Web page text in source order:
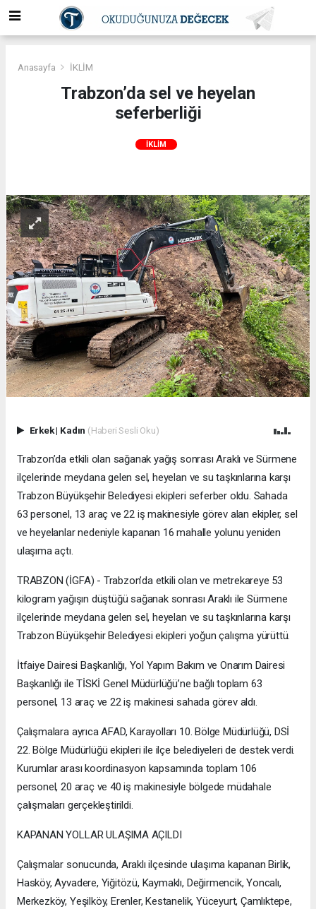
Anasayfa İKLİM
Trabzon’da sel ve heyelan
seferberliği
İKLİM
Erkek| Kadın (Haberi Sesli Oku)
Trabzon’da etkili olan sağanak yağış sonrası Araklı ve Sürmene
ilçelerinde meydana gelen sel, heyelan ve su taşkınlarına karşı
Trabzon Büyükşehir Belediyesi ekipleri seferber oldu. Sahada
63 personel, 13 araç ve 22 iş makinesiyle görev alan ekipler, sel
ve heyelanlar nedeniyle kapanan 16 mahalle yolunu yeniden
ulaşıma açtı.
TRABZON (İGFA) - Trabzon’da etkili olan ve metrekareye 53
kilogram yağışın düştüğü sağanak sonrası Araklı ile Sürmene
ilçelerinde meydana gelen sel, heyelan ve su taşkınlarına karşı
Trabzon Büyükşehir Belediyesi ekipleri yoğun çalışma yürüttü.
İtfaiye Dairesi Başkanlığı, Yol Yapım Bakım ve Onarım Dairesi
Başkanlığı ile TİSKİ Genel Müdürlüğü’ne bağlı toplam 63
personel, 13 araç ve 22 iş makinesi sahada görev aldı.
Çalışmalara ayrıca AFAD, Karayolları 10. Bölge Müdürlüğü, DSİ
22. Bölge Müdürlüğü ekipleri ile ilçe belediyeleri de destek verdi.
Kurumlar arası koordinasyon kapsamında toplam 106
personel, 20 araç ve 40 iş makinesiyle bölgede müdahale
çalışmaları gerçekleştirildi.
KAPANAN YOLLAR ULAŞIMA AÇILDI
Çalışmalar sonucunda, Araklı ilçesinde ulaşıma kapanan Birlik,
Hasköy, Ayvadere, Yiğitözü, Kaymaklı, Değirmencik, Yoncalı,
Merkezköy, Yeşilköy, Erenler, Kestanelik, Yüceyurt, Çamlıktepe,